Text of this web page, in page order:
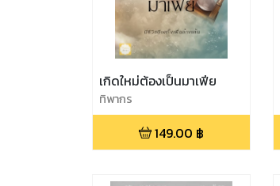
เกิดใหม่ต้องเป็นมาเฟีย
ทิพากร
149.00 ฿